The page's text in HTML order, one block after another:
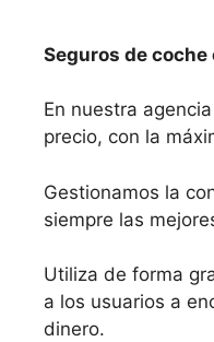
Seguros de
En nuestra
precio, con la
Gestionamos la
siempre las
Utiliza de forma
a los usuarios a
dinero.